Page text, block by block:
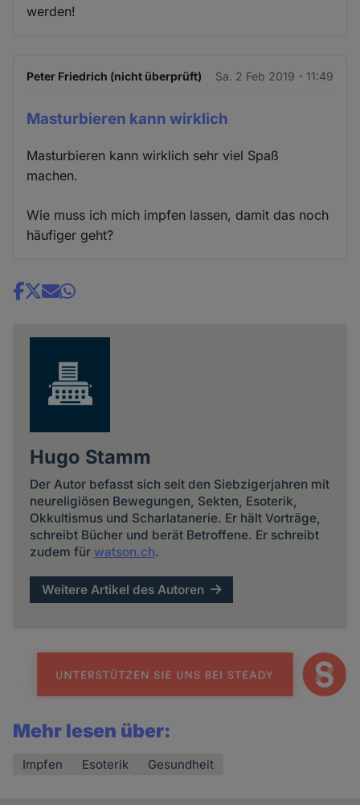
werden!
Peter Friedrich (nicht überprüft) Sa. 2 Feb 2019 - 11:49
Masturbieren kann wirklich
Masturbieren kann wirklich sehr viel Spaß
machen.
Wie muss ich mich impfen lassen, damit das noch
häufiger geht?
Share
Hugo Stamm
Der Autor befasst sich seit den Siebzigerjahren mit
neureligiösen Bewegungen, Sekten, Esoterik,
Okkultismus und Scharlatanerie. Er hält Vorträge,
schreibt Bücher und berät Betroffene. Er schreibt
zudem für watson.ch.
Weitere Artikel des Autoren
Mehr lesen über:
Impfen Esoterik Gesundheit